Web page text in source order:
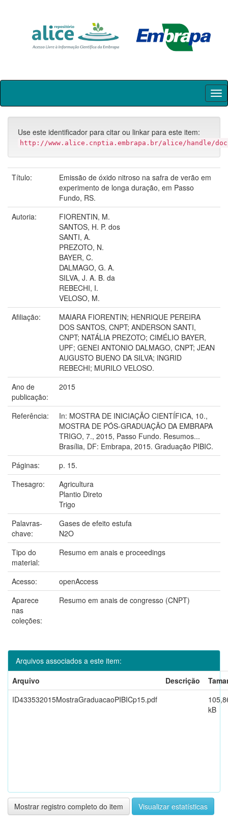
Skip
Use este identificador para citar ou linkar para este item:
http://www.alice.cnptia.embrapa.br/alice/handle/doc/
Título:
Emissão de óxido nitroso na safra de verão em
experimento de longa duração, em Passo
Fundo, RS.
Autoria:
FIORENTIN, M.
SANTOS, H. P. dos
SANTI, A.
PREZOTO, N.
BAYER, C.
DALMAGO, G. A.
SILVA, J. A. B. da
REBECHI, I.
VELOSO, M.
Afiliação:
MAIARA FIORENTIN; HENRIQUE PEREIRA
DOS SANTOS, CNPT; ANDERSON SANTI,
CNPT; NATÁLIA PREZOTO; CIMÉLIO BAYER,
UPF; GENEI ANTONIO DALMAGO, CNPT; JEAN
AUGUSTO BUENO DA SILVA; INGRID
REBECHI; MURILO VELOSO.
Ano de
publicação:
2015
Referência:
In: MOSTRA DE INICIAÇÃO CIENTÍFICA, 10.,
MOSTRA DE PÓS-GRADUAÇÃO DA EMBRAPA
TRIGO, 7., 2015, Passo Fundo. Resumos...
Brasília, DF: Embrapa, 2015. Graduação PIBIC.
Páginas:
p. 15.
Thesagro:
Agricultura
Plantio Direto
Trigo
Palavras-
chave:
Gases de efeito estufa
N2O
Tipo do
material:
Resumo em anais e proceedings
Acesso:
openAccess
Aparece
nas
coleções:
Resumo em anais de congresso (CNPT)
Arquivos associados a este item:
Arquivo
Descrição
ID433532015MostraGraduacaoPIBICp15.pdf
kB
Mostrar registro completo do item Visualizar estatísticas